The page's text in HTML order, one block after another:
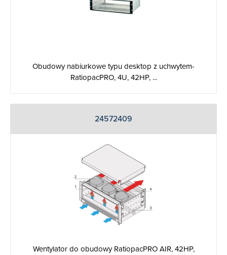
Obudowy nabiurkowe typu desktop z uchwytem-
RatiopacPRO, 4U, 42HP, ...
24572409
Wentylator do obudowy RatiopacPRO AIR, 42HP,